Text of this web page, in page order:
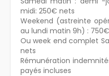
midi: 250€ nets
Weekend (astreinte
au lundi matin 9h) :
Ou week end complet
nets
Rémunération
payés incluses